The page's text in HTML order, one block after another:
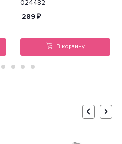
024482
289 ₽
В корзину